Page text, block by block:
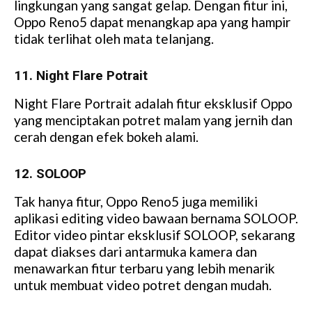
lingkungan yang sangat gelap. Dengan fitur ini,
Oppo Reno5 dapat menangkap apa yang hampir
tidak terlihat oleh mata telanjang.
11. Night Flare Potrait
Night Flare Portrait adalah fitur eksklusif Oppo
yang menciptakan potret malam yang jernih dan
cerah dengan efek bokeh alami.
12. SOLOOP
Tak hanya fitur, Oppo Reno5 juga memiliki
aplikasi editing video bawaan bernama SOLOOP.
Editor video pintar eksklusif SOLOOP, sekarang
dapat diakses dari antarmuka kamera dan
menawarkan fitur terbaru yang lebih menarik
untuk membuat video potret dengan mudah.